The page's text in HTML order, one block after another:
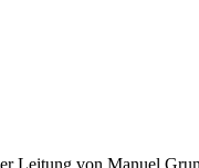
Leitung von Manuel